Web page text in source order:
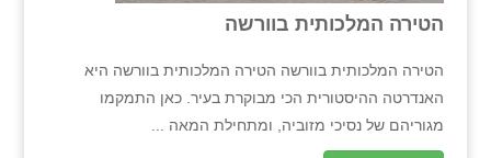
הטירה המלכותית בוורשה
הטירה המלכותית בוורשה הטירה המלכותית בוורשה היא
האנדרטה ההיסטורית הכי מבוקרת בעיר. כאן התמקמו
מגוריהם של נסיכי מזוביה, ומתחילת המאה ...